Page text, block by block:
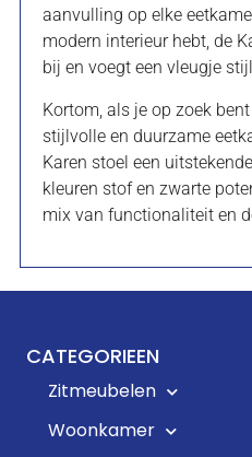
aanvulling op elke
modern interieur hebt, de
bij en voegt een vleugje
Kortom, als je op zoek
stijlvolle en duurzame
Karen stoel een
kleuren stof en zwarte
mix van functionaliteit en
CATEGORIEEN
Zitmeubelen
Woonkamer